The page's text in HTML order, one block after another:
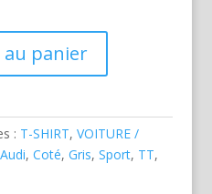
panier
: T-SHIRT, VOITURE /
Audi, Coté, Gris, Sport, TT,